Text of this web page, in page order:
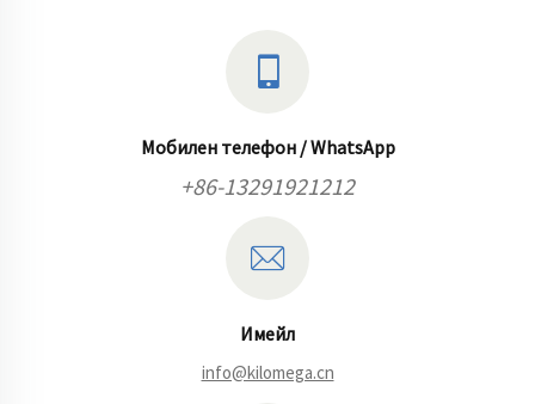
Мобилен телефон / WhatsApp
+86-13291921212
Имейл
info@kilomega.cn